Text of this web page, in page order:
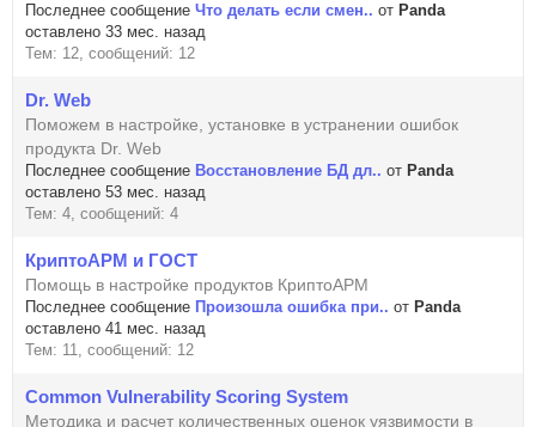
Последнее сообщение Что делать если смен.. от Panda
оставлено 33 мес. назад
Тем: 12, сообщений: 12
Dr. Web
Поможем в настройке, установке в устранении ошибок
продукта Dr. Web
Последнее сообщение Восстановление БД дл.. от Panda
оставлено 53 мес. назад
Тем: 4, сообщений: 4
КриптоАРМ и ГОСТ
Помощь в настройке продуктов КриптоАРМ
Последнее сообщение Произошла ошибка при.. от Panda
оставлено 41 мес. назад
Тем: 11, сообщений: 12
Common Vulnerability Scoring System
Методика и расчет количественных оценок уязвимости в